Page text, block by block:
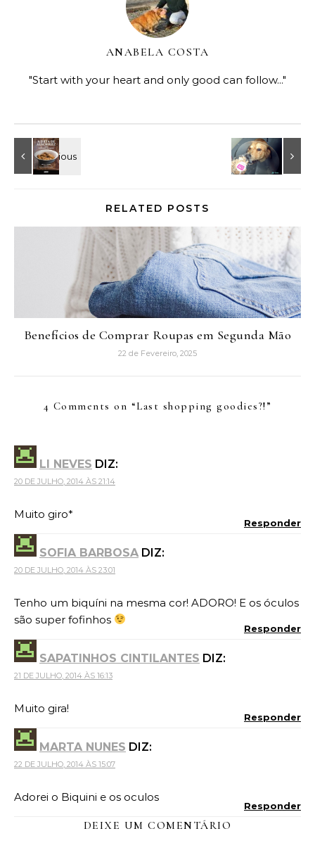
ANABELA COSTA
"Start with your heart and only good can follow..."
RELATED POSTS
Benefícios de Comprar Roupas em Segunda Mão
22 de Fevereiro, 2025
4 Comments on “Last shopping goodies?!”
LI NEVES DIZ:
20 DE JULHO, 2014 ÀS 21:14
Muito giro*
Responder
SOFIA BARBOSA DIZ:
20 DE JULHO, 2014 ÀS 23:01
Tenho um biquíni na mesma cor! ADORO! E os óculos
são super fofinhos
Responder
SAPATINHOS CINTILANTES DIZ:
21 DE JULHO, 2014 ÀS 16:13
Muito gira!
Responder
MARTA NUNES DIZ:
22 DE JULHO, 2014 ÀS 15:07
Adorei o Biquini e os oculos
Responder
DEIXE UM COMENTÁRIO